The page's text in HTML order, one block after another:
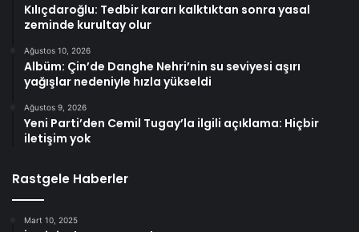
Kılıçdaroğlu: Tedbir kararı kalktıktan sonra yasal
zeminde kurultay olur
Ağustos 10, 2026
Albüm: Çin’de Danghe Nehri’nin su seviyesi aşırı
yağışlar nedeniyle hızla yükseldi
Ağustos 9, 2026
Yeni Parti’den Cemil Tugay’la ilgili açıklama: Hiçbir
iletişim yok
Rastgele Haberler
Mart 10, 2025